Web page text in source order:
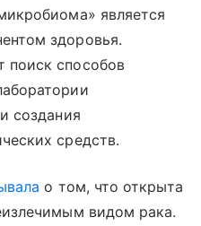
является
здоровья.
способов
создания
средств.
о том, что открыта
видом рака.